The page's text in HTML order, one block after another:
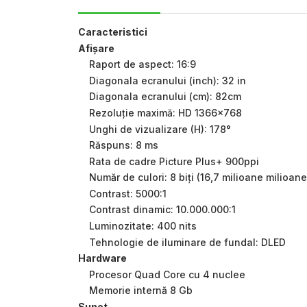
Caracteristici
Afișare
Raport de aspect: 16:9
Diagonala ecranului (inch): 32 in
Diagonala ecranului (cm): 82cm
Rezoluție maximă: HD 1366×768
Unghi de vizualizare (H): 178°
Răspuns: 8 ms
Rata de cadre Picture Plus+ 900ppi
Număr de culori: 8 biți (16,7 milioane
Contrast: 5000:1
Contrast dinamic: 10.000.000:1
Luminozitate: 400 nits
Tehnologie de iluminare de fundal: DLED
Hardware
Procesor Quad Core cu 4 nuclee
Memorie internă 8 Gb